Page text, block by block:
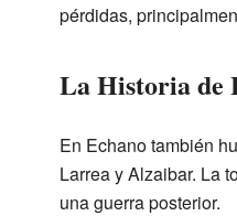
pérdidas,
La Historia de
En Echano también
Larrea y Alzaibar. La
una guerra posterior.